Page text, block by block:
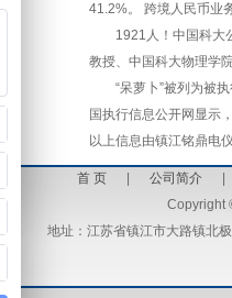
41.2%。 跨境人民币业
1921人！中国科大公
教授、中国科大物理学
“呆萝卜”被列为被执
国执行信息公开网显示
以上信息由镇江铭鼎电
首 页| 公司简介
Copyright
地址：江苏省镇江市大路镇北